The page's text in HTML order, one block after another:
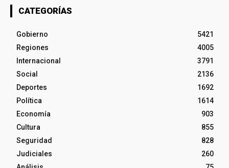
CATEGORÍAS
Gobierno
5421
Regiones
4005
Internacional
3791
Social
2136
Deportes
1692
Política
1614
Economía
903
Cultura
855
Seguridad
828
Judiciales
260